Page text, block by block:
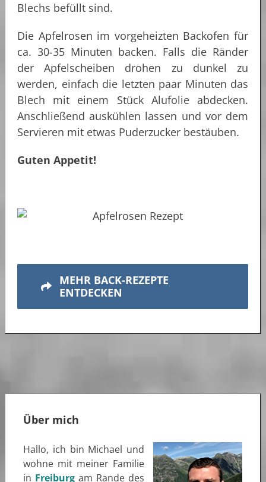
Blechs befüllt sind.
Die Apfelrosen im vorgeheizten Backofen für
ca. 30-35 Minuten backen. Falls die Ränder
der Apfelscheiben drohen zu dunkel zu
werden, einfach die letzten paar Minuten das
Blech mit einem Stück Alufolie abdecken.
Anschließend auskühlen lassen und vor dem
Servieren mit etwas Puderzucker bestäuben.
Guten Appetit!
MEHR BACK-REZEPTE
ENTDECKEN
Über mich
Hallo, ich bin Michael und
wohne mit meiner Familie
in Freiburg am Rande des